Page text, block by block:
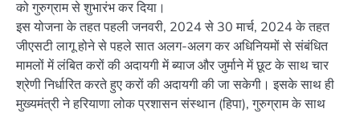
को गुरुग्राम से शुभारंभ कर दिया।
इस योजना के तहत पहली जनवरी, 2024 से 30 मार्च, 2024 के तहत
जीएसटी लागू होने से पहले सात अलग-अलग कर अधिनियमों से संबंधित
मामलों में लंबित करों की अदायगी में ब्याज और जुर्माने में छूट के साथ चार
श्रेणी निर्धारित करते हुए करों की अदायगी की जा सकेगी। इसके साथ ही
मुख्यमंत्री ने हरियाणा लोक प्रशासन संस्थान (हिपा), गुरुग्राम के साथ